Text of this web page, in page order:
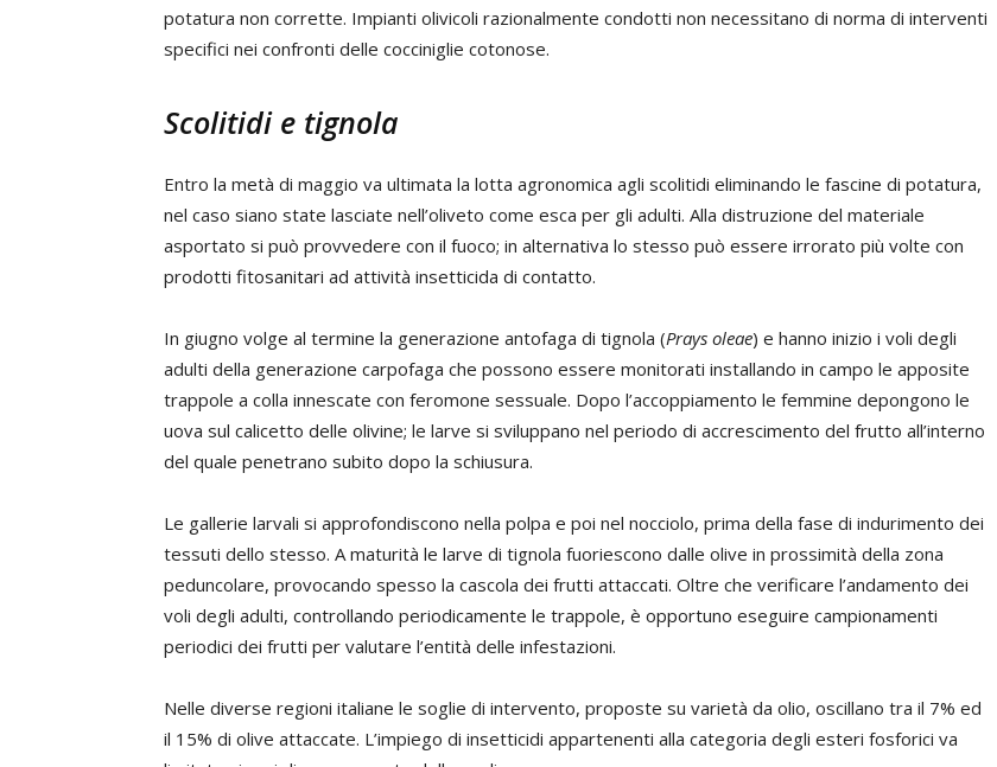
potatura non corrette. Impianti olivicoli razionalmente condotti non necessitano di norma di interventi
specifici nei confronti delle cocciniglie cotonose.
Scolitidi e tignola
Entro la metà di maggio va ultimata la lotta agronomica agli scolitidi eliminando le fascine di potatura,
nel caso siano state lasciate nell’oliveto come esca per gli adulti. Alla distruzione del materiale
asportato si può provvedere con il fuoco; in alternativa lo stesso può essere irrorato più volte con
prodotti fitosanitari ad attività insetticida di contatto.
In giugno volge al termine la generazione antofaga di tignola (Prays oleae) e hanno inizio i voli degli
adulti della generazione carpofaga che possono essere monitorati installando in campo le apposite
trappole a colla innescate con feromone sessuale. Dopo l’accoppiamento le femmine depongono le
uova sul calicetto delle olivine; le larve si sviluppano nel periodo di accrescimento del frutto all’interno
del quale penetrano subito dopo la schiusura.
Le gallerie larvali si approfondiscono nella polpa e poi nel nocciolo, prima della fase di indurimento dei
tessuti dello stesso. A maturità le larve di tignola fuoriescono dalle olive in prossimità della zona
peduncolare, provocando spesso la cascola dei frutti attaccati. Oltre che verificare l’andamento dei
voli degli adulti, controllando periodicamente le trappole, è opportuno eseguire campionamenti
periodici dei frutti per valutare l’entità delle infestazioni.
Nelle diverse regioni italiane le soglie di intervento, proposte su varietà da olio, oscillano tra il 7% ed
il 15% di olive attaccate. L’impiego di insetticidi appartenenti alla categoria degli esteri fosforici va